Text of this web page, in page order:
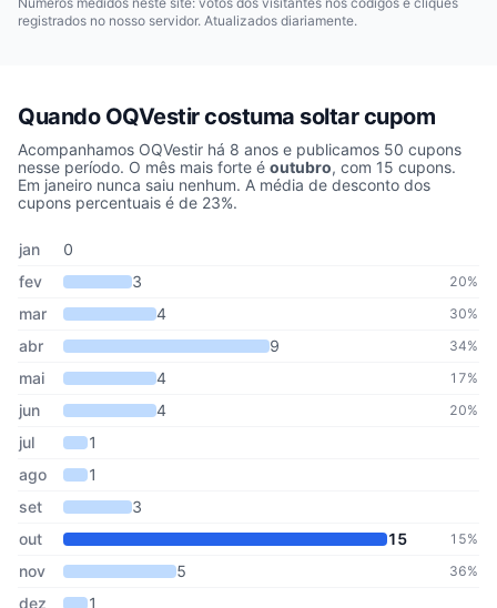
registrados no nosso servidor. Atualizados diariamente.
Quando OQVestir costuma soltar cupom
Acompanhamos OQVestir há 8 anos e publicamos 50 cupons
nesse período. O mês mais forte é outubro, com 15 cupons.
Em janeiro nunca saiu nenhum. A média de desconto dos
cupons percentuais é de 23%.
Cupons de OQVestir publicados por mês, somando os últimos 8
Mês Cupons publicados
jan
0
fev
3 20%
mar 4 30%
abr 9 34%
mai 4 17%
jun 4 20%
jul
1
ago
1
set
3
out
15 15%
nov 5 36%
dez 1